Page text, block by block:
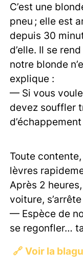
C’est une
pneu ; elle est
depuis 30
d’elle. Il se
notre blonde
explique :
— Si vous
devez souffler
d’échappement
Toute
lèvres
Après 2
voiture,
— Espèce de
se regonfler…
🔗 Voir la